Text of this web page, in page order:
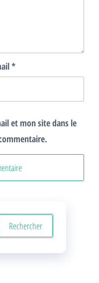
*
et mon site dans le